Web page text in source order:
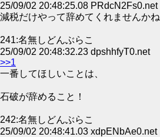
25/09/02 20:48:25.08 PRdcN2Fs0.net
減税だけやって辞めてくれませんかね
241:名無しどんぶらこ
25/09/02 20:48:32.23 dpshhfyT0.net
>>1
一番してほしいことは、
石破が辞めること！
242:名無しどんぶらこ
25/09/02 20:48:41.03 xdpENbAe0.net